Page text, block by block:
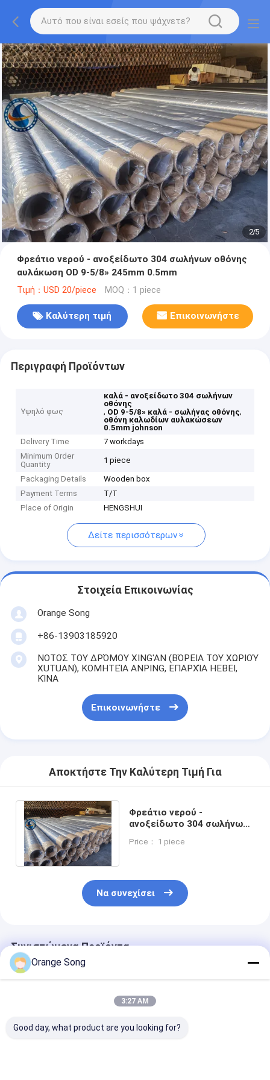
2/5
Φρεάτιο νερού - ανοξείδωτο 304 σωλήνων οθόνης
αυλάκωση OD 9-5/8» 245mm 0.5mm
Τιμή：USD 20/piece MOQ：1 piece
Καλύτερη τιμή Επικοινωνήστε
Περιγραφή Προϊόντων
Υψηλό φως
καλά - ανοξείδωτο 304 σωλήνων
οθόνης
, OD 9-5/8» καλά - σωλήνας οθόνης,
οθόνη καλωδίων αυλακώσεων
0.5mm johnson
Delivery Time
7 workdays
Minimum Order
Quantity
1 piece
Packaging Details
Wooden box
Payment Terms
T/T
Place of Origin
HENGSHUI
Δείτε περισσότερων
Στοιχεία Επικοινωνίας
Orange Song
+86-13903185920
ΝΟΤΟΣ ΤΟΥ ΔΡΌΜΟΥ XING'AN (ΒΌΡΕΙΑ ΤΟΥ ΧΩΡΙΟΎ
XUTUAN), ΚΟΜΗΤΕΊΑ ANPING, ΕΠΑΡΧΊΑ HEBEI,
ΚΊΝΑ
Επικοινωνήστε
Αποκτήστε Την Καλύτερη Τιμή Για
Φρεάτιο νερού -
ανοξείδωτο 304 σωλήνων
5/8» 245mm 0.5mm
Price： 1 piece
Να συνεχίσει
Συνιστώμενα Προϊόντα
Orange Song
3:27 AM
Good day, what product are you looking for?